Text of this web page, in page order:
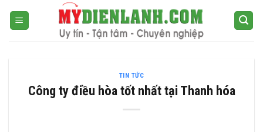
TIN TỨC
Công ty điều hòa tốt nhất tại Thanh hóa